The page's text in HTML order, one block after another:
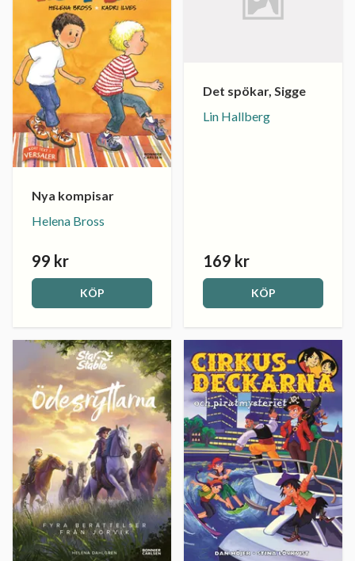
Nya kompisar
Helena Bross
99 kr
KÖP
Det spökar, Sigge
Lin Hallberg
169 kr
KÖP